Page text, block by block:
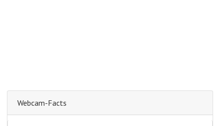
Webcam-Facts